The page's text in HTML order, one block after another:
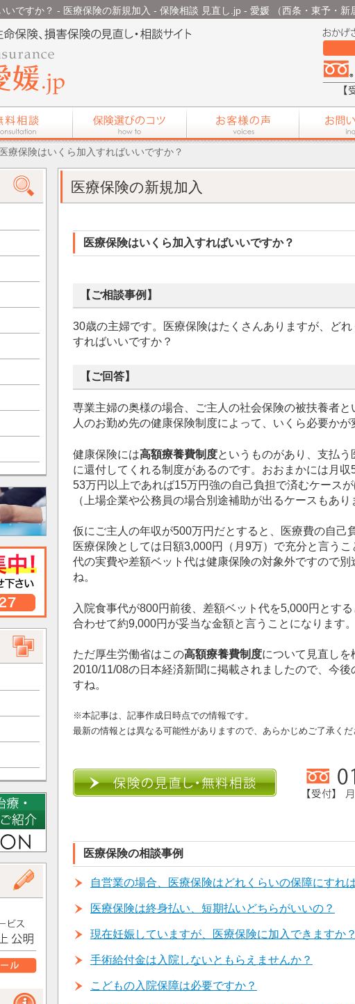
いですか？ - 医療保険の新規加入 - 保険相談 見直し.jp - 愛媛 （西条・東予・新
療保険はいくら加入すればいいですか？
医療保険の新規加入
医療保険はいくら加入すればいいですか？
【ご相談事例】
30歳の主婦です。医療保険はたくさんありますが、ど
すればいいですか？
【ご回答】
専業主婦の奥様の場合、ご主人の社会保険の被扶養者
人のお勤め先の健康保険制度によって、いくら必要かが
健康保険には高額療養費制度というものがあり、支払
に還付してくれる制度があるのです。おおまかには月収
53万円以上であれば15万円強の自己負担で済むケースが
（上場企業や公務員の場合別途補助が出るケースもあり
仮にご主人の年収が500万円だとすると、医療費の自己
医療保険としては日額3,000円（月9万）で充分と言う
代の実費や差額ベット代は健康保険の対象外ですので
ね。
入院食事代が800円前後、差額ベット代を5,000円とす
合わせて約9,000円が妥当な金額と言うことになります。
ただ厚生労働省はこの高額療養費制度について見直し
2010/11/08の日本経済新聞に掲載されましたので、今後
すね。
※本記事は、記事作成日時点での情報です。
最新の情報とは異なる可能性がありますので、あらかじめご了承くだ
医療保険の相談事例
自営業の場合、医療保険はどれくらいの保障にすれ
医療保険は終身払い、短期払いどちらがいいの？
現在妊娠していますが、医療保険に加入できますか？
手術給付金は入院しないともらえませんか？
こどもの入院保障は必要ですか？